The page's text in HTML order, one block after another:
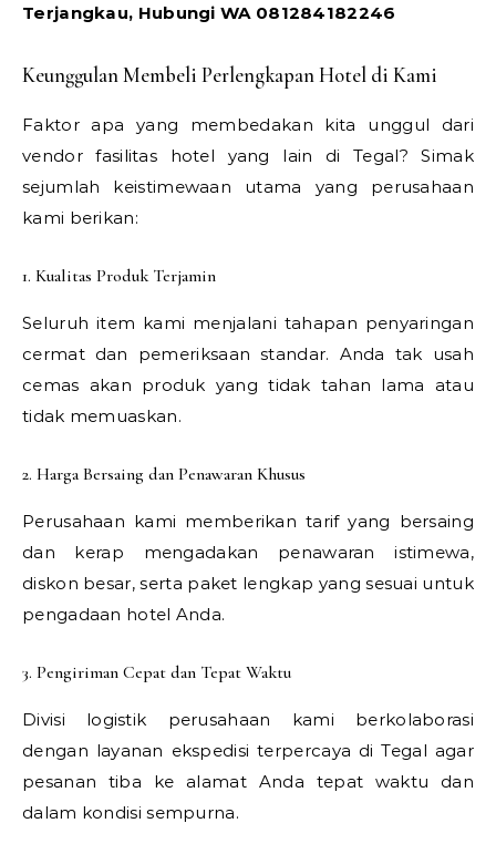
Terjangkau, Hubungi WA 081284182246
Keunggulan Membeli Perlengkapan Hotel di Kami
Faktor apa yang membedakan kita unggul dari
vendor fasilitas hotel yang lain di Tegal? Simak
sejumlah keistimewaan utama yang perusahaan
kami berikan:
1. Kualitas Produk Terjamin
Seluruh item kami menjalani tahapan penyaringan
cermat dan pemeriksaan standar. Anda tak usah
cemas akan produk yang tidak tahan lama atau
tidak memuaskan.
2. Harga Bersaing dan Penawaran Khusus
Perusahaan kami memberikan tarif yang bersaing
dan kerap mengadakan penawaran istimewa,
diskon besar, serta paket lengkap yang sesuai untuk
pengadaan hotel Anda.
3. Pengiriman Cepat dan Tepat Waktu
Divisi logistik perusahaan kami berkolaborasi
dengan layanan ekspedisi terpercaya di Tegal agar
pesanan tiba ke alamat Anda tepat waktu dan
dalam kondisi sempurna.